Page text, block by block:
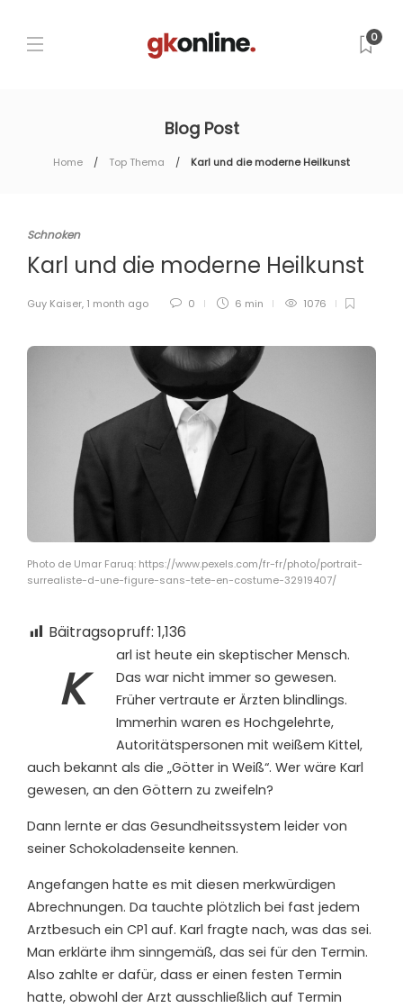
0
Blog Post
Home Top Thema Karl und die moderne Heilkunst
Schnoken
Karl und die moderne Heilkunst
Guy Kaiser, 1 month ago 0 6 min 1076
Photo de Umar Faruq: https://www.pexels.com/fr-fr/photo/portrait-
surrealiste-d-une-figure-sans-tete-en-costume-32919407/
Bäitragsopruff: 1,136
K
arl ist heute ein skeptischer Mensch.
Das war nicht immer so gewesen.
Früher vertraute er Ärzten blindlings.
Immerhin waren es Hochgelehrte,
Autoritätspersonen mit weißem Kittel,
auch bekannt als die „Götter in Weiß“. Wer wäre Karl
gewesen, an den Göttern zu zweifeln?
Dann lernte er das Gesundheitssystem leider von
seiner Schokoladenseite kennen.
Angefangen hatte es mit diesen merkwürdigen
Abrechnungen. Da tauchte plötzlich bei fast jedem
Arztbesuch ein CP1 auf. Karl fragte nach, was das sei.
Man erklärte ihm sinngemäß, das sei für den Termin.
Also zahlte er dafür, dass er einen festen Termin
hatte, obwohl der Arzt ausschließlich auf Termin